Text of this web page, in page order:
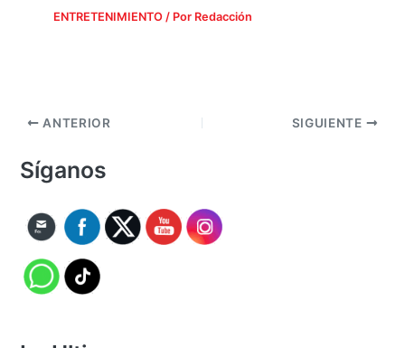
ENTRETENIMIENTO/ Por Redacción
ANTERIOR SIGUIENTE
Síganos